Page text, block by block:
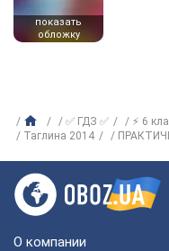
показать
обложку
✅ ГДЗ ✅ ⚡ 6
Таглина 2014
О компании